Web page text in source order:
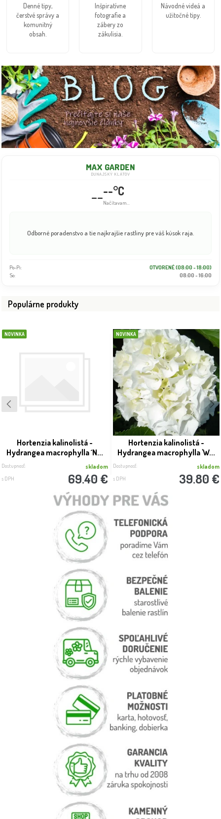
MAX GARDEN
DUNAJSKÝ KLÁTOV
--°C
Info dočasne nedostupné
Odborné poradenstvo a tie najkrajšie rastliny pre váš kúsok raja.
Po-Pi:
OTVORENÉ (08:00 - 18:00)
So:
08:00 - 16:00
Populárne produkty
NOVINKA
Hortenzia kalinolistá -
Hydrangea macrophylla ´N...
Dostupnosť: skladom
s DPH 69.40 €
NOVINKA
Hortenzia kalinolistá -
Hydrangea macrophylla 'W...
Dostupnosť: skladom
s DPH 39.80 €
Denné tipy,
čerstvé správy a
komunitný
obsah.
Inšpiratívne
fotografie a
zábery zo
zákulisia.
Návodné videá a
užitočné tipy.